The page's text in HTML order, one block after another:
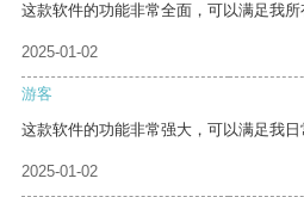
这款软件的功能非常全面，可以满足我所
2025-01-02
游客
这款软件的功能非常强大，可以满足我日
2025-01-02